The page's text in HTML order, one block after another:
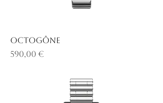
OCTOGÔNE
Prix
590,00 €